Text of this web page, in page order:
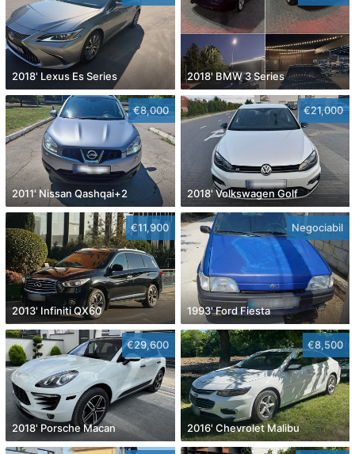
2018' Lexus Es Series 2018' BMW 3 Series
€8,000
2011' Nissan Qashqai+2
€21,000
2018' Volkswagen Golf
€11,900
2013' Infiniti QX60
Negociabil
1993' Ford Fiesta
€29,600
2018' Porsche Macan
€8,500
2016' Chevrolet Malibu